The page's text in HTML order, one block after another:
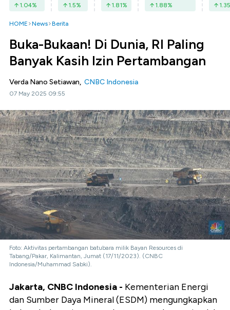
1.04% 1.5% 1.81% 1.88% 1.35
HOME News Berita
Buka-Bukaan! Di Dunia, RI Paling
Banyak Kasih Izin Pertambangan
Verda Nano Setiawan, CNBC Indonesia
07 May 2025 09:55
Foto: Aktivitas pertambangan batubara milik Bayan Resources di
Tabang/Pakar, Kalimantan, Jumat (17/11/2023). (CNBC
Indonesia/Muhammad Sabki).
Jakarta, CNBC Indonesia - Kementerian Energi
dan Sumber Daya Mineral (ESDM) mengungkapkan